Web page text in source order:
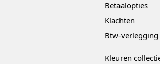
Betaalopties
Klachten
Btw-verlegging
Kleuren